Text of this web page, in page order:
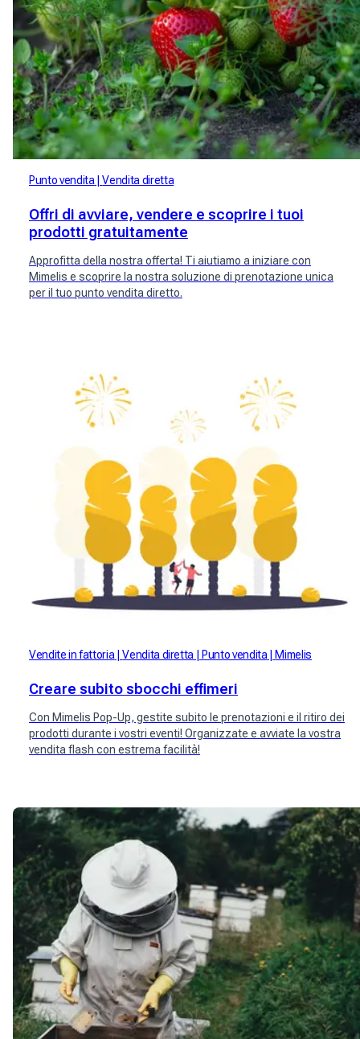
Punto vendita Vendita diretta
Offri di avviare, vendere e scoprire i tuoi
prodotti gratuitamente
Approfitta della nostra offerta! Ti aiutiamo a iniziare con
Mimelis e scoprire la nostra soluzione di prenotazione unica
per il tuo punto vendita diretto.
Vendite in fattoria Vendita diretta Punto vendita Mimelis
Creare subito sbocchi effimeri
Con Mimelis Pop-Up, gestite subito le prenotazioni e il ritiro dei
prodotti durante i vostri eventi! Organizzate e avviate la vostra
vendita flash con estrema facilità!